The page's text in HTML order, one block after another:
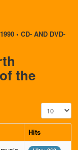
• CD- AND DVD-
the
Display #
Hits